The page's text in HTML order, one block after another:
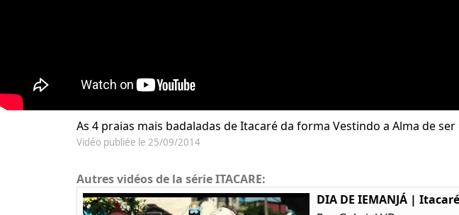
As 4 praias mais badaladas de Itacaré da forma Vestindo a Alma de ser
Vidéo publiée le 25/09/2014
Autres vidéos de la série ITACARE:
DIA DE IEMANJÁ |